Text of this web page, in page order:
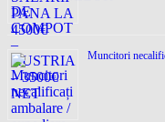
Muncitori